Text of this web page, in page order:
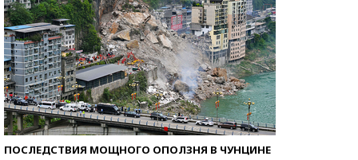
ПОСЛЕДСТВИЯ МОЩНОГО ОПОЛЗНЯ В ЧУНЦИНЕ